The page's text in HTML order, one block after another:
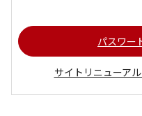
パスワー
サイトリニューア